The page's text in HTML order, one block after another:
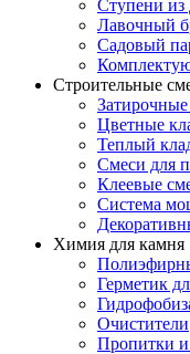
Ступени
Лавочный
Садовый
Строительные
Цветные
Теплый
Смеси для
Клеевые
Система
Химия для камня
Герметик
Очистители
Пропитки и